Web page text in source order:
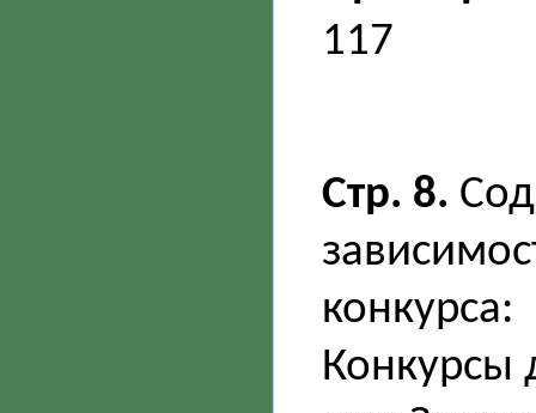
117
Стр. 8.
конкурса:
Конкурсы